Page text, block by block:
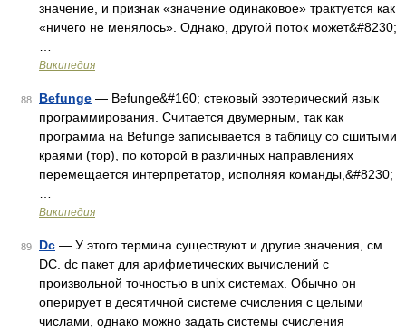
значение, и признак «значение одинаковое» трактуется как
«ничего не менялось». Однако, другой поток может&#8230;
Википедия
88 Befunge — Befunge&#160; стековый эзотерический язык
программирования. Считается двумерным, так как
программа на Befunge записывается в таблицу со сшитыми
краями (тор), по которой в различных направлениях
перемещается интерпретатор, исполняя команды,&#8230;
Википедия
89 Dc — У этого термина существуют и другие значения, см.
DC. dc пакет для арифметических вычислений с
произвольной точностью в unix системах. Обычно он
оперирует в десятичной системе счисления с целыми
числами, однако можно задать системы счисления